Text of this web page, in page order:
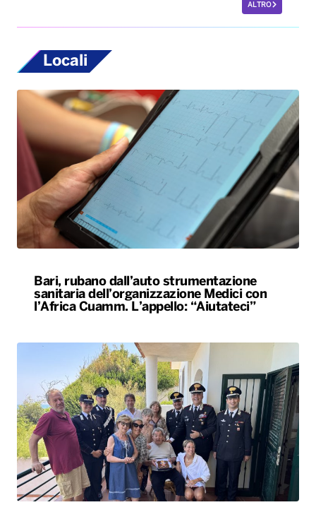
ALTRO
Locali
Bari, rubano dall’auto strumentazione
sanitaria dell’organizzazione Medici con
l’Africa Cuamm. L’appello: “Aiutateci”